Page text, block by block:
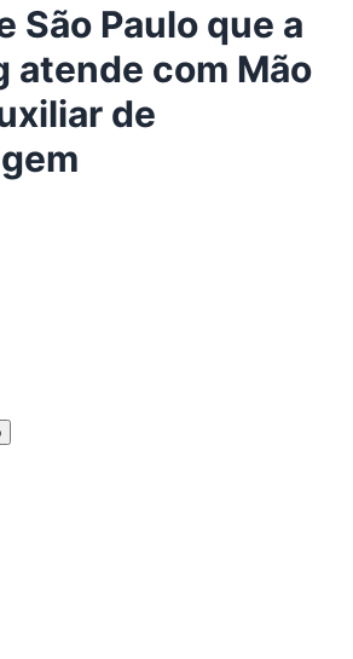
São Paulo que a
atende com Mão
de